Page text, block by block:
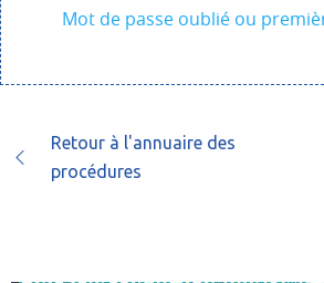
Mot de passe oublié ou
Retour à l'annuaire des
procédures